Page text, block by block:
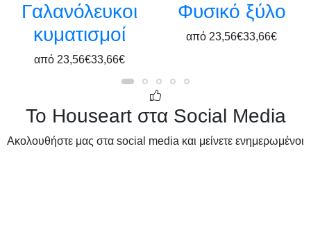
Γαλανόλευκοι
κυματισμοί
από 23,56€33,66€
Φυσικό ξύλο
από 23,56€33,66€
Το Houseart στα Social Media
Ακολουθήστε μας στα social media και μείνετε ενημερωμένοι